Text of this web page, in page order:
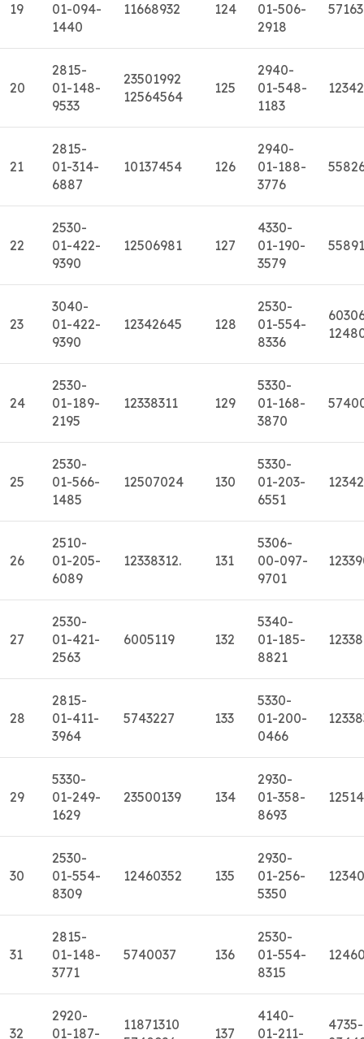
19
01-094-
1440
11668932 124
01-506-
2918
20
2815-
01-148-
9533
23501992
12564564
125
2940-
01-548-
1183
21
2815-
01-314-
6887
10137454 126
2940-
01-188-
3776
22
2530-
01-422-
9390
12506981 127
4330-
01-190-
3579
23
3040-
01-422-
9390
12342645 128
2530-
01-554-
8336
24
2530-
01-189-
2195
12338311 129
5330-
01-168-
3870
25
2530-
01-566-
1485
12507024 130
5330-
01-203-
6551
26
2510-
01-205-
6089
12338312. 131
5306-
00-097-
9701
27
2530-
01-421-
2563
6005119 132
5340-
01-185-
8821
28
2815-
01-411-
3964
5743227 133
5330-
01-200-
0466
29
5330-
01-249-
1629
23500139 134
2930-
01-358-
8693
30
2530-
01-554-
8309
12460352 135
2930-
01-256-
5350
31
2815-
01-148-
3771
5740037 136
2530-
01-554-
8315
32
2920-
01-187-
11871310
137
4140-
01-211-
4735-